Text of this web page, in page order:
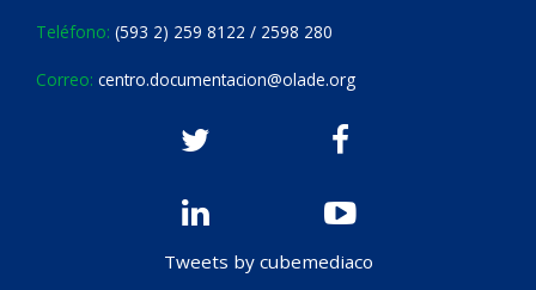
Teléfono: (593 2) 259 8122 / 2598 280
Correo: centro.documentacion@olade.org
Tweets by cubemediaco